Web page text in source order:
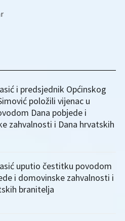
i predsjednik Općinskog
položili vijenac u
Dana pobjede i
zahvalnosti i Dana hrvatskih
uputio čestitku povodom
i domovinske zahvalnosti i
branitelja